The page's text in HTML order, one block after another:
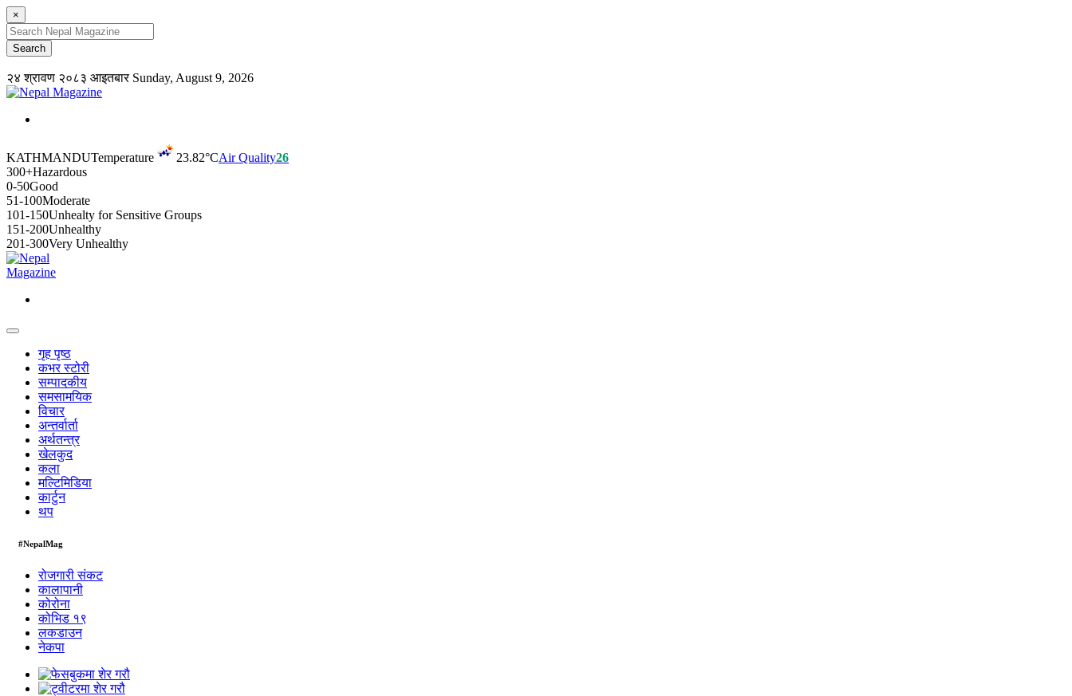
×
२४ श्रावण २०८३ आइतबारSunday, August 9, 2026
KATHMANDUTemperature 23.82°CAir Quality26
300+Hazardous
0-50Good
51-100Moderate
101-150Unhealty for Sensitive Groups
151-200Unhealthy
201-300Very Unhealthy
गृह पृष्ठ
कभर स्टोरी
सम्पादकीय
समसामयिक
विचार
अन्तर्वार्ता
अर्थतन्त्र
खेलकुद
कला
मल्टिमिडिया
कार्टुन
थप
#NepalMag
रोजगारी संकट
कालापानी
कोरोना
कोभिड १९
लकडाउन
नेकपा